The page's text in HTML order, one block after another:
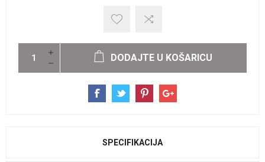
DODAJTE U KOŠARICU
SPECIFIKACIJA